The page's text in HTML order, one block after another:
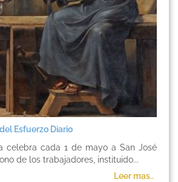
Esfuerzo Diario
celebra cada 1 de mayo a San José
de los trabajadores, instituido...
Leer mas..